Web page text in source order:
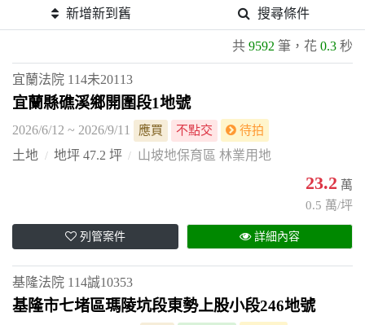
新增新到舊 搜尋條件
共 9592 筆，花 0.3 秒
宜蘭法院 114未20113
宜蘭縣礁溪鄉開圍段1地號
2026/6/12 ~ 2026/9/11 應買 不點交 待拍
土地 地坪 47.2 坪 山坡地保育區 林業用地
23.2 萬
0.5 萬/坪
列管案件 詳細內容
基隆法院 114誠10353
基隆市七堵區瑪陵坑段東勢上股小段246地號